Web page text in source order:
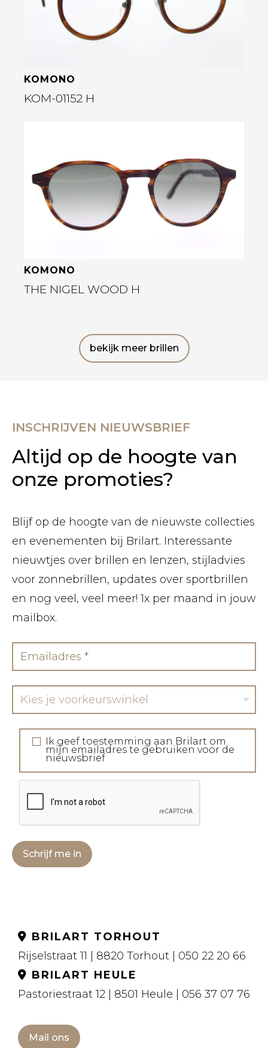
KOMONO
KOM-01152 H
KOMONO
THE NIGEL WOOD H
bekijk meer brillen
INSCHRIJVEN NIEUWSBRIEF
Altijd op de hoogte van
onze promoties?
Blijf op de hoogte van de nieuwste collecties
en evenementen bij Brilart. Interessante
nieuwtjes over brillen en lenzen, stijladvies
voor zonnebrillen, updates over sportbrillen
en nog veel, veel meer! 1x per maand in jouw
mailbox.
Kies je voorkeurswinkel
Ik geef toestemming aan Brilart om
mijn emailadres te gebruiken voor de
nieuwsbrief
Schrijf me in
BRILART TORHOUT
Rijselstraat 11 | 8820 Torhout | 050 22 20 66
BRILART HEULE
Pastoriestraat 12 | 8501 Heule | 056 37 07 76
Mail ons